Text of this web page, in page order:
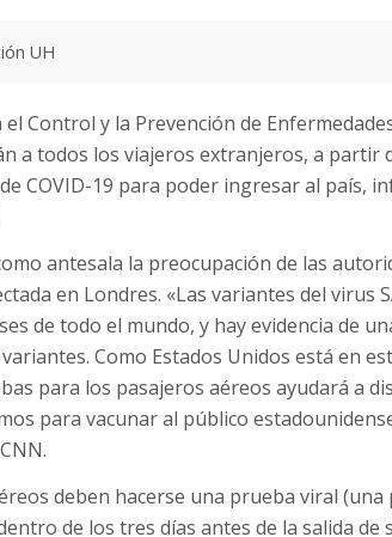
UH
Control y la Prevención de
a todos los viajeros extranjeros, a partir
COVID-19 para poder ingresar al país,
antesala la preocupación de las
en Londres. «Las variantes del virus
de todo el mundo, y hay evidencia de
Como Estados Unidos está en
para los pasajeros aéreos ayudará a
para vacunar al público
deben hacerse una prueba viral
de los tres días antes de la salida de